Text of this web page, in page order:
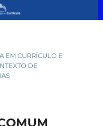
EM CURRÍCULO E
DE